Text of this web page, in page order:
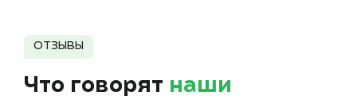
ОТЗЫВЫ
Что говорят наши